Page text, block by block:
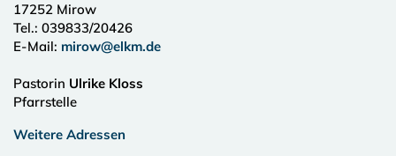
17252 Mirow
Tel.: 039833/20426
E-Mail: mirow@elkm.de
Pastorin Ulrike Kloss
Pfarrstelle
Weitere Adressen